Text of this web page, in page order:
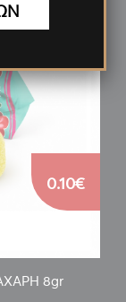
8gr
0.10€